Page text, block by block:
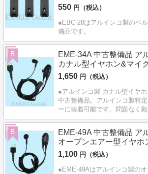
550 円（税込）
●EBC-28はアルインコ製のベ
備品です。
EME-34A 中古整備品 ア
カナル型イヤホン&マイク
1,650 円（税込）
●アルインコ製 カナル型イヤ
中古整備品。アルインコ製特
ーに装着可能です。問題なく動
B
EME-49A 中古整備品 ア
オープンエアー型イヤホ
1,100 円（税込）
●EME-49Aはアルインコ製の
B